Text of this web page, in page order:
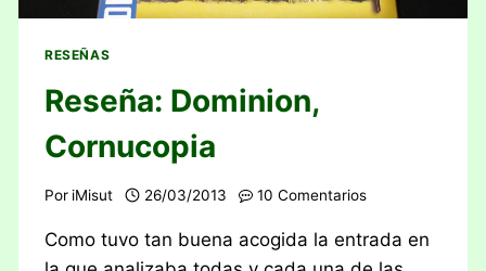
RESEÑAS
Reseña: Dominion,
Cornucopia
Por iMisut 26/03/2013 10 Comentarios
Como tuvo tan buena acogida la entrada en